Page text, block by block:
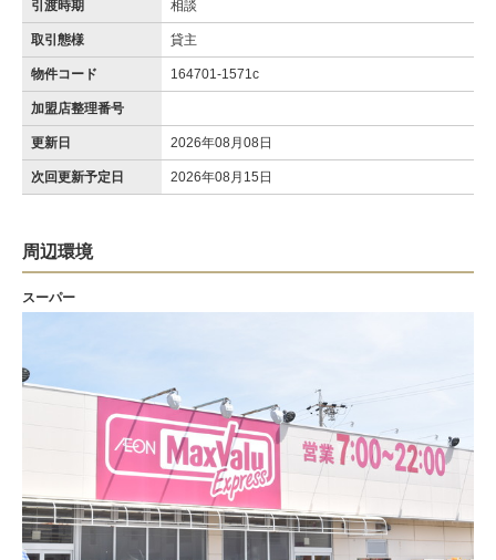
引渡時期 相談
取引態様 貸主
物件コード 164701-1571c
加盟店整理番号
更新日 2026年08月08日
次回更新予定日 2026年08月15日
周辺環境
スーパー